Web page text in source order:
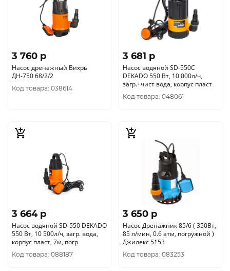
3 760 p
Насос дренажный Вихрь
ДН-750 68/2/2
Код товара: 038614
3 681 p
Насос водяной SD-550C
DEKADO 550 Вт, 10 000л/ч,
загр.+чист вода, корпус пласт
Код товара: 048061
3 664 p
Насос водяной SD-550 DEKADO
550 Вт, 10 500л/ч, загр. вода,
корпус пласт, 7м, погр
Код товара: 088187
3 650 p
Насос Дренажник 85/6 ( 350Вт,
85 л/мин, 0.6 атм, погружной )
Джилекс 5153
Код товара: 083253